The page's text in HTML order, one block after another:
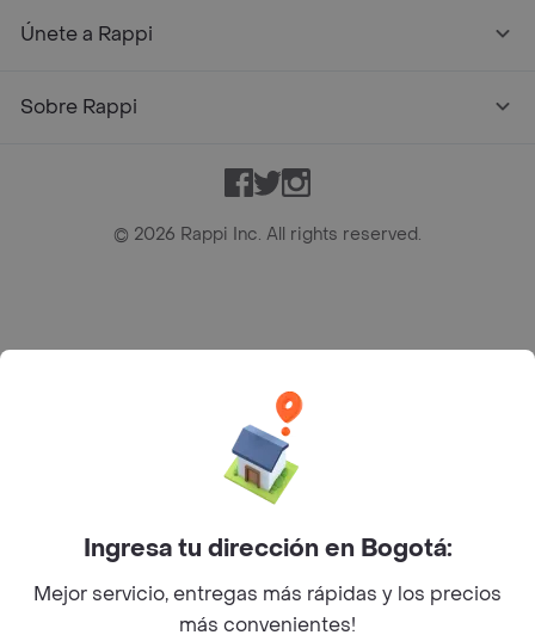
Únete a Rappi
Sobre Rappi
Facebook
TwitterInstagram
© 2026 Rappi Inc. All rights reserved.
Bogotá D.C. --- notificacionesrappi@rappi.com
Ingresa tu dirección en Bogotá:
Mejor servicio, entregas más rápidas y los precios
más convenientes!